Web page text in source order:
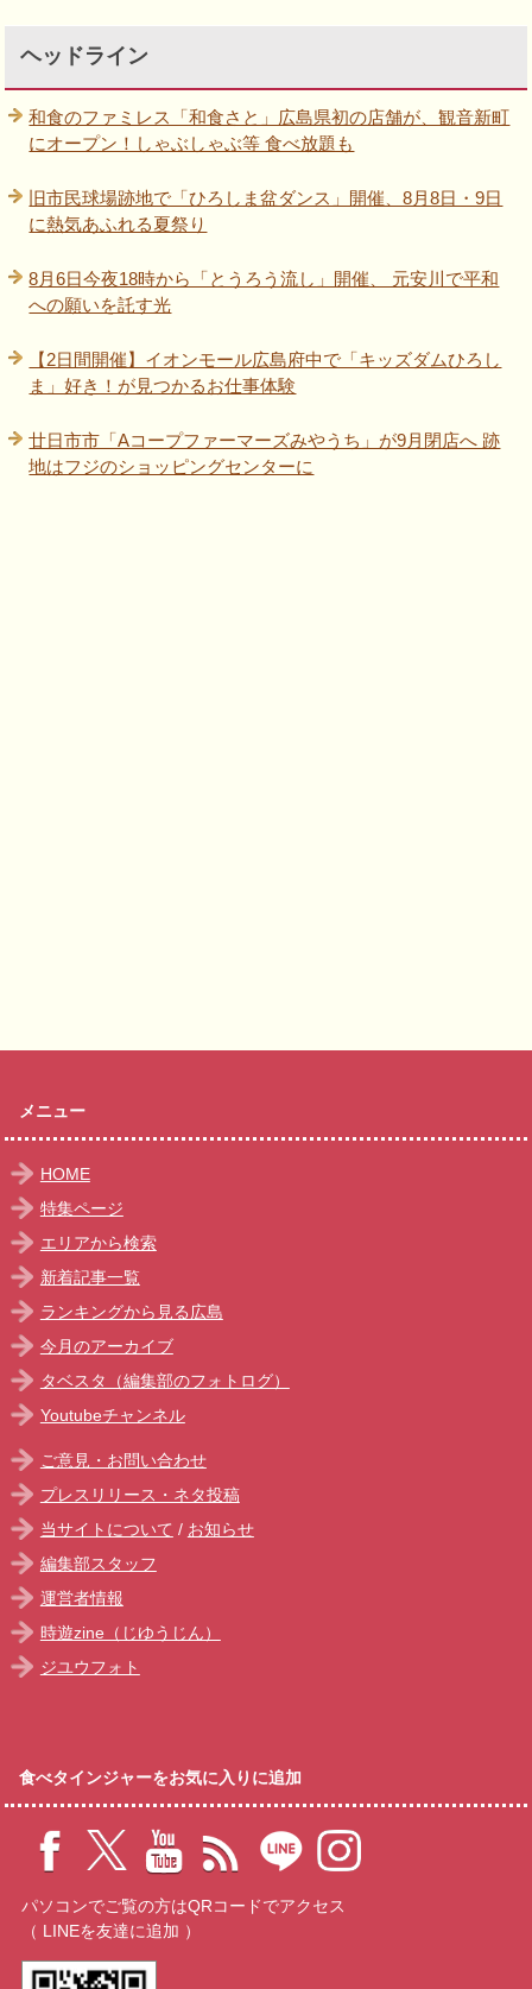
ヘッドライン
和食のファミレス「和食さと」広島県初の店舗が、観音新町
にオープン！しゃぶしゃぶ等 食べ放題も
旧市民球場跡地で「ひろしま盆ダンス」開催、8月8日・9日
に熱気あふれる夏祭り
8月6日今夜18時から「とうろう流し」開催、 元安川で平和
への願いを託す光
【2日間開催】イオンモール広島府中で「キッズダムひろし
ま」好き！が見つかるお仕事体験
廿日市市「Aコープファーマーズみやうち」が9月閉店へ 跡
地はフジのショッピングセンターに
メニュー
HOME
特集ページ
エリアから検索
新着記事一覧
ランキングから見る広島
今月のアーカイブ
タベスタ（編集部のフォトログ）
Youtubeチャンネル
ご意見・お問い合わせ
プレスリリース・ネタ投稿
当サイトについて / お知らせ
編集部スタッフ
運営者情報
時遊zine（じゆうじん）
ジユウフォト
食べタインジャーをお気に入りに追加
パソコンでご覧の方はQRコードでアクセス
（ LINEを友達に追加 ）